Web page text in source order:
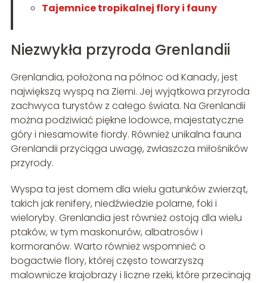
Tajemnice tropikalnej flory i fauny
Niezwykła przyroda Grenlandii
Grenlandia, położona na północ od Kanady, jest
największą wyspą na Ziemi. Jej wyjątkowa przyroda
zachwyca turystów z całego świata. Na Grenlandii
można podziwiać piękne lodowce, majestatyczne
góry i niesamowite fiordy. Również unikalna fauna
Grenlandii przyciąga uwagę, zwłaszcza miłośników
przyrody.
Wyspa ta jest domem dla wielu gatunków zwierząt,
takich jak renifery, niedźwiedzie polarne, foki i
wieloryby. Grenlandia jest również ostoją dla wielu
ptaków, w tym maskonurów, albatrosów i
kormoranów. Warto również wspomnieć o
bogactwie flory, której często towarzyszą
malownicze krajobrazy i liczne rzeki, które przecinają